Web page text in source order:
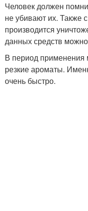
Человек должен
не убивают их. Также
производится
данных средств
В период применения
резкие ароматы.
очень быстро.